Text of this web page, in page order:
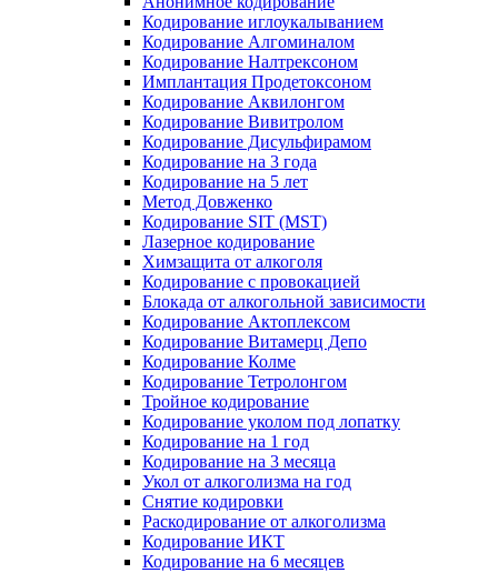
Кодирование иглоукалыванием
Кодирование Алгоминалом
Кодирование Налтрексоном
Имплантация Продетоксоном
Кодирование Аквилонгом
Кодирование Вивитролом
Кодирование Дисульфирамом
Кодирование на 3 года
Кодирование на 5 лет
Метод Довженко
Кодирование SIT (MST)
Лазерное кодирование
Химзащита от алкоголя
Кодирование с провокацией
Блокада от алкогольной зависимости
Кодирование Актоплексом
Кодирование Витамерц Депо
Кодирование Колме
Кодирование Тетролонгом
Тройное кодирование
Кодирование уколом под лопатку
Кодирование на 1 год
Кодирование на 3 месяца
Укол от алкоголизма на год
Снятие кодировки
Раскодирование от алкоголизма
Кодирование ИКТ
Кодирование на 6 месяцев